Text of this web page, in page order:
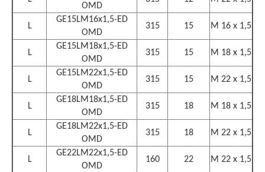
OMD
L
GE15LM16x1,5-ED
OMD
315 15 M 16 x 1,5
L
GE15LM18x1,5-ED
OMD
315 15 M 18 x 1,5
L
GE15LM22x1,5-ED
OMD
315 15 M 22 x 1,5
L
GE18LM18x1,5-ED
OMD
315 18 M 18 x 1,5
L
GE18LM22x1,5-ED
OMD
315 18 M 22 x 1,5
L
GE22LM22x1,5-ED
OMD
160 22 M 22 x 1,5